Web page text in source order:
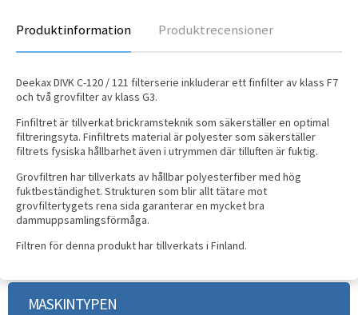
Produktinformation Produktrecensioner
Deekax DIVK C-120 / 121 filterserie inkluderar ett finfilter av klass F7
och två grovfilter av klass G3.
Finfiltret är tillverkat brickramsteknik som säkerställer en optimal
filtreringsyta. Finfiltrets material är polyester som säkerställer
filtrets fysiska hållbarhet även i utrymmen där tilluften är fuktig.
Grovfiltren har tillverkats av hållbar polyesterfiber med hög
fuktbeständighet. Strukturen som blir allt tätare mot
grovfiltertygets rena sida garanterar en mycket bra
dammuppsamlingsförmåga.
Filtren för denna produkt har tillverkats i Finland.
MASKINTYPEN